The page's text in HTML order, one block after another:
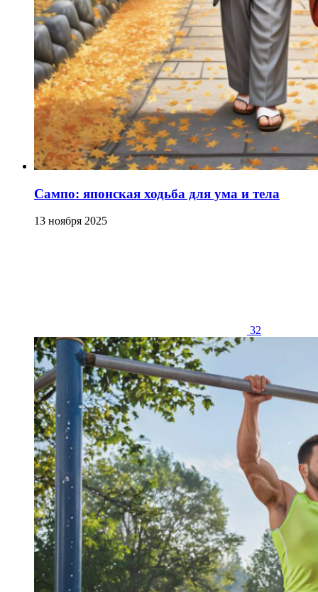
Сампо: японская ходьба для ума и тела
13 ноября 2025
32